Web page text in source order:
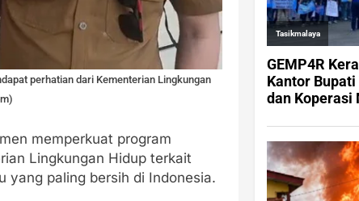
perhatian dari Kementerian Lingkungan
memperkuat program
Lingkungan Hidup terkait
yang paling bersih di Indonesia.